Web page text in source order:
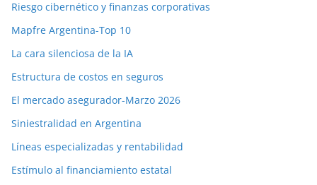
Riesgo cibernético y finanzas corporativas
Mapfre Argentina-Top 10
La cara silenciosa de la IA
Estructura de costos en seguros
El mercado asegurador-Marzo 2026
Siniestralidad en Argentina
Líneas especializadas y rentabilidad
Estímulo al financiamiento estatal